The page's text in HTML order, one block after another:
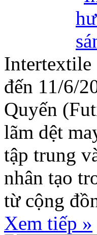
Intertextile
đến 11/6/
Quyến
lãm dệt
tập trung
nhân tạo
từ cộng
Xem tiếp »